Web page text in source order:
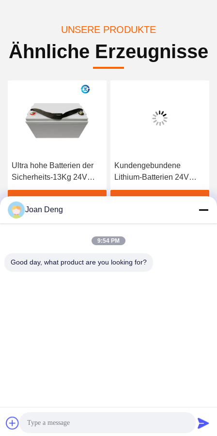
UNSERE PRODUKTE
Ähnliche Erzeugnisse
Ultra hohe Batterien der
Sicherheits-13Kg 24V
LiFePO4 für
Militärunterstützung
Kundengebundene
Lithium-Batterien 24V
300Ah für Sonnensystem
2026 Shenzhen Huaxing New Energy Technology Co.,Ltd Alle Rechte
Joan Deng
9:54 PM
Good day, what product are you looking for?